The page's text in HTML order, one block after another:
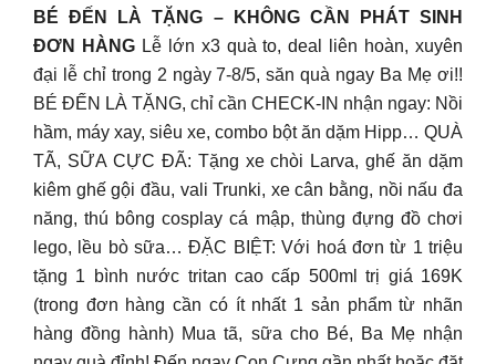
BÉ ĐẾN LÀ TẶNG – KHÔNG CẦN PHÁT SINH
ĐƠN HÀNGLễ lớn x3 quà to, deal liên hoàn, xuyên
đại lễ chỉ trong 2 ngày 7-8/5, săn quà ngay Ba Mẹ ơi!!
BÉ ĐẾN LÀ TẶNG, chỉ cần CHECK-IN nhận ngay: Nồi
hầm, máy xay, siêu xe, combo bột ăn dặm Hipp… QUÀ
TÃ, SỮA CỰC ĐÃ: Tặng xe chòi Larva, ghế ăn dặm
kiêm ghế gội đầu, vali Trunki, xe cân bằng, nồi nấu đa
năng, thú bông cosplay cá mập, thùng đựng đồ chơi
lego, lều bò sữa… ĐẶC BIỆT: Với hoá đơn từ 1 triệu
tặng 1 bình nước tritan cao cấp 500ml trị giá 169K
(trong đơn hàng cần có ít nhất 1 sản phẩm từ nhãn
hàng đồng hành) Mua tã, sữa cho Bé, Ba Mẹ nhận